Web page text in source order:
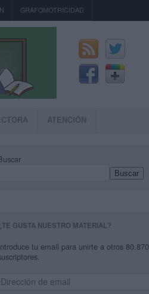
GRAFOMOTRICIDAD
ATENCIÓN
Buscar
GUSTA NUESTRO MATERIAL?
tu email para unirte a otros 80.870
Dirección
de